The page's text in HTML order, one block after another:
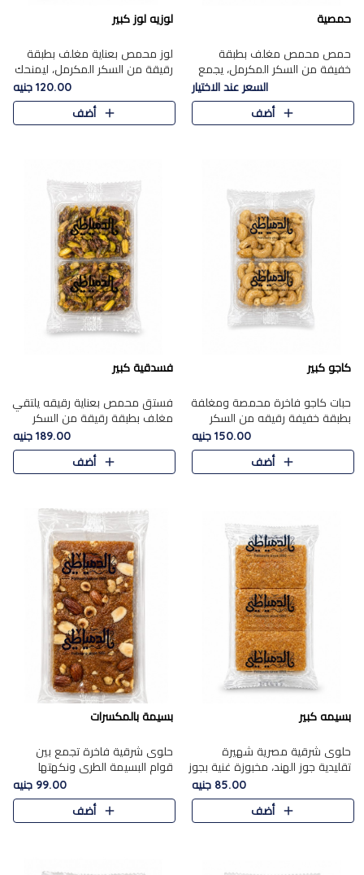
حمصية
حمص محمص مغلف بطبقة
خفيفة من السكر المكرمل، يجمع
بين القرمشة المميزة والطعم
الشرقي الأصيل في واحدة من أشهر
حلويات الموسم.
السعر عند الاختيار
أضف
لوزيه لوز كبير
لوز محمص بعناية مغلف بطبقة
رقيقة من السكر المكرمل، ليمنحك
قرمشة راقية ونكهة غنية تبرز
فخامة اللوز في كل قطعة.
120.00 جنيه
أضف
كاجو كبير
حبات كاجو فاخرة محمصة ومغلفة
بطبقة خفيفة رقيقه من السكر
المكرمل، تجمع بين توازن النعومة
زبدية غنية فاخرة والقرمشة
المرضية في حلوى شرقية بطاب..
150.00 جنيه
أضف
فسدقية كبير
فستق محمص بعناية رقيقه يلتقي
مغلف بطبقة رقيقة من السكر
المكرمل، ليقدم مذاقًا فاخرًا حلوي
شرقية فاخرة ونكهة غنية ناتي تميز
كل قطعة و قوام هش
189.00 جنيه
أضف
بسيمه كبير
حلوى شرقية مصرية شهيرة
تقليدية جوز الهند، مخبوزة غنية بجوز
الهند، بلمسه ذهبية وتتميز بقوامها
المرمل وطعمها اللذيذ الذي يشبه
البسبوسة. تُخبز..
85.00 جنيه
أضف
بسيمة بالمكسرات
حلوى شرقية فاخرة تجمع بين
قوام البسيمة الطري ونكهتها
الغنية، مزينة بتشكيلة مختارة من
اللوز والبندق والمكسرات الفاخرة.
مزيج متوازن من القوام ..
99.00 جنيه
أضف